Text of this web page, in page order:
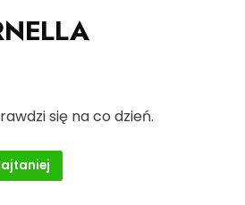
się na co dzień.